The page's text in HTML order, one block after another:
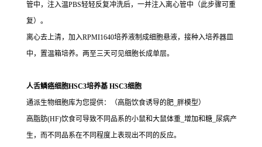
管中，注入温PBS轻轻反复冲洗后，一并注入离心管中（此步骤可重
复）。
离心去上清，加入RPMI1640培养液制成细胞悬液，接种入培养器皿
中，置温箱培养。两至三天可见细胞长成单层。
人舌鳞癌细胞HSC3培养基 HSC3细胞
通派生物细胞库为您提供：（高脂饮食诱导的肥_胖模型）
高脂肪(HF)饮食可导致不同品系的小鼠和大鼠体重_增加和糖_尿病产
生，而不同品系在不同程度上表现出不同的反应。